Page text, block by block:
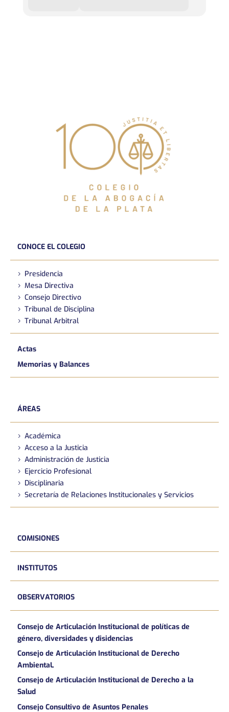
CONOCE EL COLEGIO
Presidencia
Mesa Directiva
Consejo Directivo
Tribunal de Disciplina
Tribunal Arbitral
Actas
Memorias y Balances
ÁREAS
Académica
Acceso a la Justicia
Administración de Justicia
Ejercicio Profesional
Disciplinaria
Secretaría de Relaciones Institucionales y Servicios
COMISIONES
INSTITUTOS
OBSERVATORIOS
Consejo de Articulación Institucional de políticas de
género, diversidades y disidencias
Consejo de Articulación Institucional de Derecho
AmbientaL
Consejo de Articulación Institucional de Derecho a la
Salud
Consejo Consultivo de Asuntos Penales